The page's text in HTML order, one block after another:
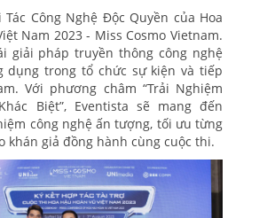
Công Nghệ Độc Quyền của Hoa
Nam 2023 - Miss Cosmo Vietnam.
giải pháp truyền thông công nghệ
dụng trong tổ chức sự kiện và tiếp
Với phương châm “Trải Nghiệm
Biệt”, Eventista sẽ mang đến
công nghệ ấn tượng, tối ưu từng
khán giả đồng hành cùng cuộc thi.